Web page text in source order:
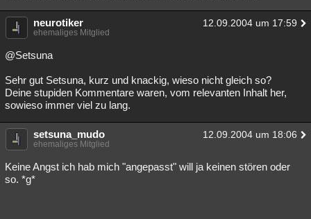
neurotiker 12.09.2004 um 17:59
ehemaliges Mitglied
@Setsuna
Sehr gut Setsuna, kurz und knackig, wieso nicht gleich so?
Deine stupiden Kommentare waren, vom relevanten Inhalt her,
sowieso immer viel zu lang.
setsuna_mudo 12.09.2004 um 18:06
ehemaliges Mitglied
Keine Angst ich hab mich "angepasst" will ja keinen stören oder
so. *g*